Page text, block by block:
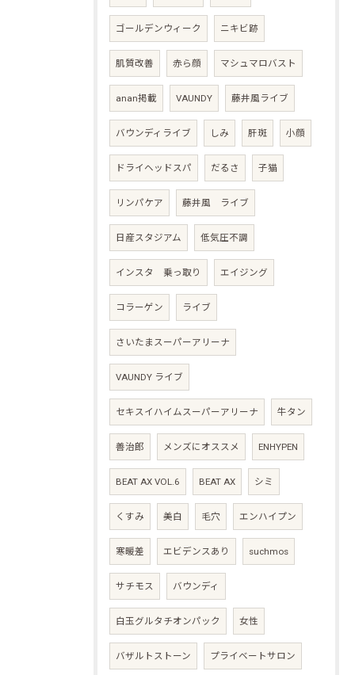
ゴールデンウィーク ニキビ跡
肌質改善 赤ら顔 マシュマロバスト
anan掲載 VAUNDY 藤井風ライブ
バウンディライブ しみ 肝斑 小顔
ドライヘッドスパ だるさ 子猫
リンパケア 藤井風 ライブ
日産スタジアム 低気圧不調
インスタ 乗っ取り エイジング
コラーゲン ライブ
さいたまスーパーアリーナ
VAUNDY ライブ
セキスイハイムスーパーアリーナ 牛タン
善治郎 メンズにオススメ ENHYPEN
BEAT AX VOL.6 BEAT AX シミ
くすみ 美白 毛穴 エンハイプン
寒暖差 エビデンスあり suchmos
サチモス バウンディ
白玉グルタチオンパック 女性
バザルトストーン プライベートサロン